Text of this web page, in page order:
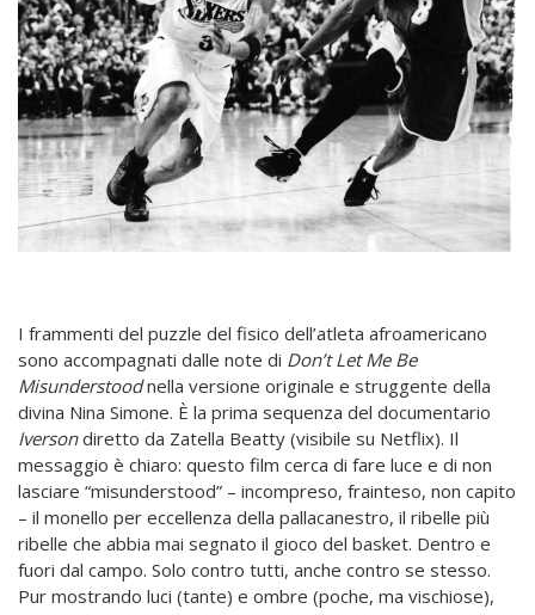
I frammenti del puzzle del fisico dell’atleta afroamericano
sono accompagnati dalle note di Don’t Let Me Be
Misunderstoodnella versione originale e struggente della
divina Nina Simone. È la prima sequenza del documentario
Iversondiretto da Zatella Beatty (visibile su Netflix). Il
messaggio è chiaro: questo film cerca di fare luce e di non
lasciare “misunderstood” – incompreso, frainteso, non capito
– il monello per eccellenza della pallacanestro, il ribelle più
ribelle che abbia mai segnato il gioco del basket. Dentro e
fuori dal campo. Solo contro tutti, anche contro se stesso.
Pur mostrando luci (tante) e ombre (poche, ma vischiose),